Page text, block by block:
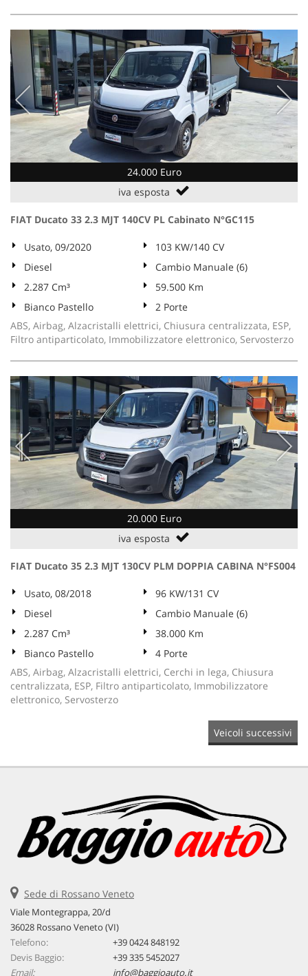
24.000 Euro
iva esposta
FIAT Ducato 33 2.3 MJT 140CV PL Cabinato N°GC115
Usato, 09/2020
103 KW/140 CV
Diesel
Cambio Manuale (6)
2.287 Cm³
59.500 Km
Bianco Pastello
2 Porte
ABS, Airbag, Alzacristalli elettrici, Chiusura centralizzata, ESP,
Filtro antiparticolato, Immobilizzatore elettronico, Servosterzo
20.000 Euro
iva esposta
FIAT Ducato 35 2.3 MJT 130CV PLM DOPPIA CABINA N°FS004
Usato, 08/2018
96 KW/131 CV
Diesel
Cambio Manuale (6)
2.287 Cm³
38.000 Km
Bianco Pastello
4 Porte
ABS, Airbag, Alzacristalli elettrici, Cerchi in lega, Chiusura
centralizzata, ESP, Filtro antiparticolato, Immobilizzatore
elettronico, Servosterzo
Veicoli successivi
Sede di Rossano Veneto
Viale Montegrappa, 20/d
36028 Rossano Veneto (VI)
Telefono:
+39 0424 848192
Devis Baggio:
+39 335 5452027
Email:
info@baggioauto.it